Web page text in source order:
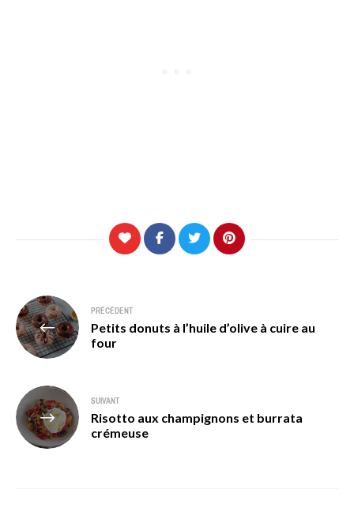
Navigation
de
l’article
PRÉCÉDENT
Petits donuts à l’huile d’olive à cuire au
four
SUIVANT
Risotto aux champignons et burrata
crémeuse